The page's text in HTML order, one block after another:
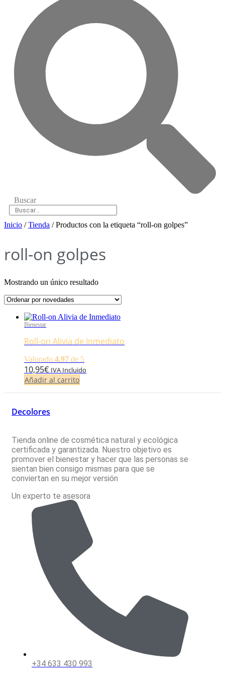
Buscar
Inicio /Tienda / Productos con la etiqueta “roll-on golpes”
roll-on golpes
Mostrando un único resultado
Bienestar
Roll-on Alivia de Inmediato
Valorado 4.97 de 5
10,95€ IVA Incluido
Añadir al carrito
Decolores
Tienda online de cosmética natural y ecológica
certificada y garantizada. Nuestro objetivo es
promover el bienestar y hacer que las personas se
sientan bien consigo mismas para que se
conviertan en su mejor versión
Un experto te asesora
+34 633 430 993